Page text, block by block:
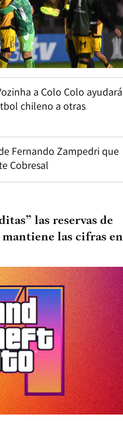
a Colo Colo ayudará
chileno a otras
Fernando Zampedri que
Cobresal
las reservas de
las cifras en